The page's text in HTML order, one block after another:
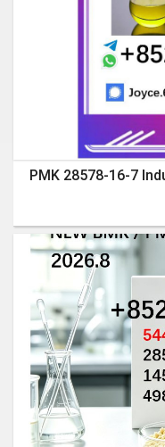
PMK 28578-16-7